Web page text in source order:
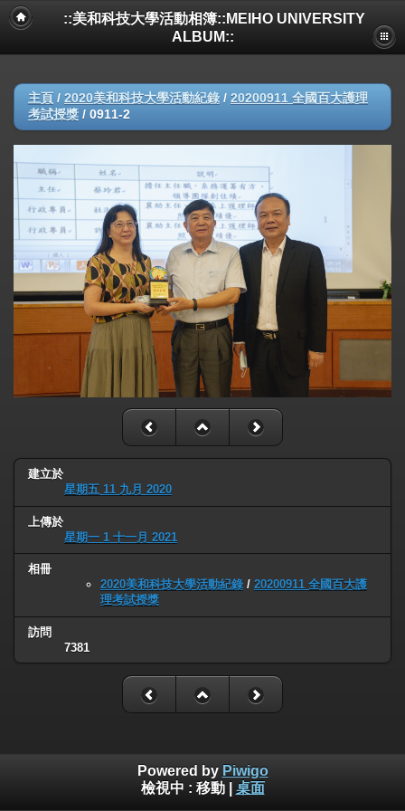
::美和科技大學活動相簿::MEIHO UNIVERSITY
ALBUM::
主頁 / 2020美和科技大學活動紀錄 / 20200911 全國百大護理
考試授獎 / 0911-2
建立於
星期五 11 九月 2020
上傳於
星期一 1 十一月 2021
相冊
2020美和科技大學活動紀錄 / 20200911 全國百大護
理考試授獎
訪問
7381
Powered by Piwigo
檢視中 : 移動| 桌面